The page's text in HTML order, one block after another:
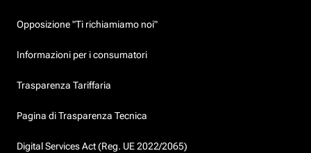
Opposizione "Ti richiamiamo noi"
Informazioni per i consumatori
Trasparenza Tariffaria
Pagina di Trasparenza Tecnica
Digital Services Act (Reg. UE 2022/2065)